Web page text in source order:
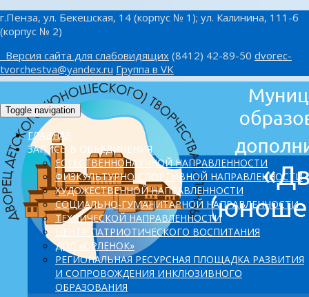
г.Пенза, ул. Бекешская, 14 (корпус № 1); ул. Калинина, 111-б
(корпус № 2)
Версия сайта для слабовидящих (8412) 42-89-50 dvorec-
tvorchestva@yandex.ru Группа в VK
Toggle navigation
ГЛАВНАЯ
ЗАПИСЬ В ОБЪЕДИНЕНИЯ
ЕСТЕСТВЕННОНАУЧНОЙ НАПРАВЛЕННОСТИ
ФИЗКУЛЬТУРНО-СПОРТИВНОЙ НАПРАВЛЕННОСТИ
ХУДОЖЕСТВЕННОЙ НАПРАВЛЕННОСТИ
СОЦИАЛЬНО-ГУМАНИТАРНОЙ НАПРАВЛЕННОСТИ
ТЕХНИЧЕСКОЙ НАПРАВЛЕННОСТИ
ЦЕНТР ПАТРИОТИЧЕСКОГО ВОСПИТАНИЯ
ДОЛ «ОРЛЕНОК»
PЕГИОНАЛЬНАЯ РЕСУРСНАЯ ПЛОЩАДКА РАЗВИТИЯ
И СОПРОВОЖДЕНИЯ ИНКЛЮЗИВНОГО
ОБРАЗОВАНИЯ